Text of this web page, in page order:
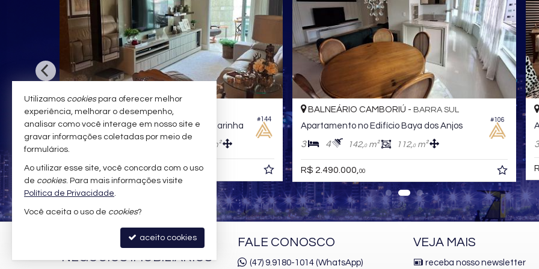
#144
BALNEÁRIO CAMBORIÚ -
Apartamento no Residencial Água Marinha
m²
R$ 2.400.000,00
#106
BALNEÁRIO CAMBORIÚ - BARRA SUL
Apartamento no Edifício Baya dos Anjos
3 4 142,0m² 112,0m²
R$ 2.490.000,00
3
AMANDA ALMEIDA
NEGÓCIOS IMOBILIÁRIOS
FALE CONOSCO
(47) 9.9180-1014 (WhatsApp)
VEJA MAIS
receba nosso newsletter
Utilizamos cookiespara oferecer melhor
experiência, melhorar o desempenho,
analisar como você interage em nosso site e
gravar informações coletadas por meio de
formulários.
Ao utilizar esse site, você concorda com o uso
de cookies. Para mais informações visite
Política de Privacidade.
Você aceita o uso de cookies?
aceito cookies